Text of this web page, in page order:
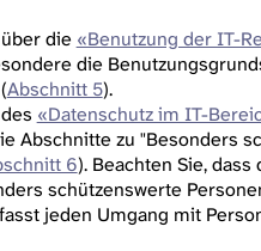
die «Benutzung der IT-
die
Abschnitt 5).
«Datenschutz im IT-
Abschnitte zu "Besonders
6). Beachten Sie,
schützenswerte
jeden Umgang mit